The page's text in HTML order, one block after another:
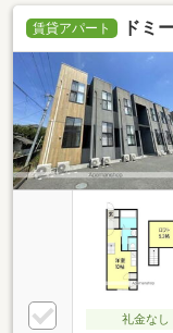
賃貸アパート ドミ
礼金なし